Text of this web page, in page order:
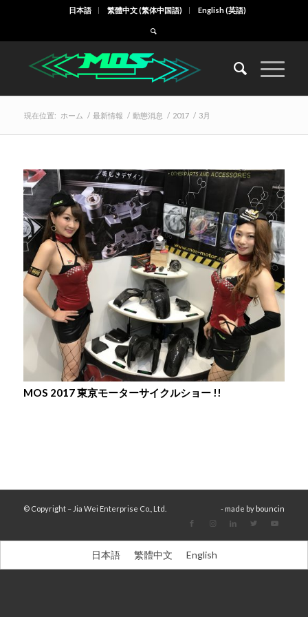
日本語 繁體中文(繁体中国語) English(英語)
現在位置: ホーム / 最新情報 / 動態消息 / 2017 / 3月
MOS 2017 東京モーターサイクルショー !!
© Copyright – Jia Wei Enterprise Co., Ltd. - made by bouncin
日本語 繁體中文 English